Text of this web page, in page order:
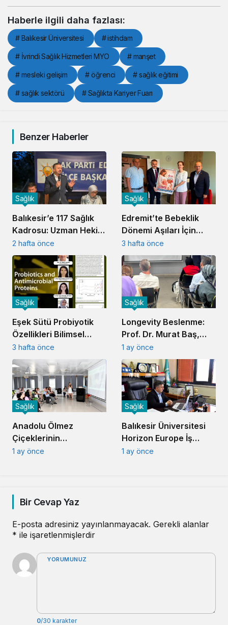
Haberle ilgili daha fazlası:
# Balıkesir Üniversitesi # istihdam
# İvrindi Sağlık Hizmetleri MYO # manşet
# mesleki gelişim # öğrenci # sağlık eğitimi
# sağlık sektörü # Sağlıkta Kariyer Fuarı
Benzer Haberler
Balıkesir’e 117 Sağlık
Kadrosu: Uzman Hekim
ve Personel Atandı
Sağlık
2 hafta önce
Edremit’te Bebeklik
Dönemi Aşıları İçin
Farkındalık Seferberliği
Sağlık
3 hafta önce
Eşek Sütü Probiyotik
Özellikleri Bilimsel
Olarak Kanıtlandı
Sağlık
3 hafta önce
Longevity Beslenme:
Prof. Dr. Murat Baş,
Sağlıklı Yaşlanmanın
Sırlarını Anlattı
Sağlık
1 ay önce
Anadolu Ölmez
Çiçeklerinin
Kozmesotik Potansiyeli
Sağlık
1 ay önce
Balıkesir Üniversitesi
Horizon Europe İş
Birliğinde Söz Sahibi
Sağlık
1 ay önce
Bir Cevap Yaz
E-posta adresiniz yayınlanmayacak. Gerekli alanlar
* ile işaretlenmişlerdir
YORUMUNUZ
0/30 karakter